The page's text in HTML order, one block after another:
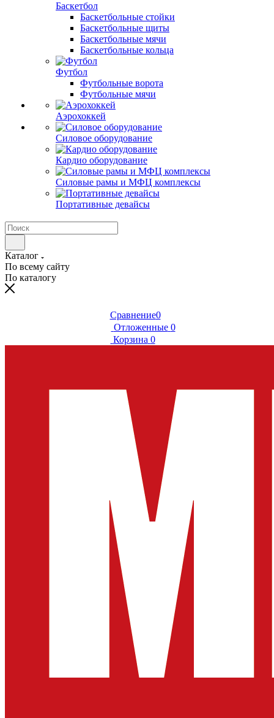
Баскетбол
Баскетбольные стойки
Баскетбольные щиты
Баскетбольные мячи
Баскетбольные кольца
Футбол
Футбольные ворота
Футбольные мячи
Аэрохоккей
Силовое оборудование
Кардио оборудование
Силовые рамы и МФЦ комплексы
Портативные девайсы
Каталог
По всему сайту
По каталогу
Сравнение0
Отложенные 0
Корзина 0